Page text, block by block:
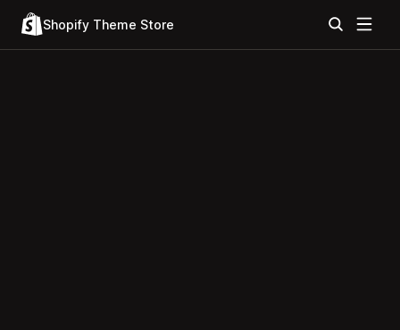
Shopify Theme Store